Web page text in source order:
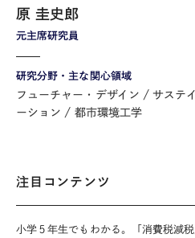
元主席研究員
原 圭史郎
研究分野・主な関心領域
フューチャー・デザイン サステ
ーション
都市環境工学
注目コンテンツ
小学５年生でもわかる。「消費税減